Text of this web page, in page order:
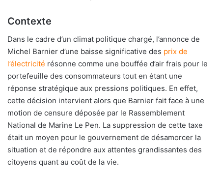
Contexte
Dans le cadre d’un climat politique chargé, l’annonce de
Michel Barnier d’une baisse significative des prix de
l’électricité résonne comme une bouffée d’air frais pour le
portefeuille des consommateurs tout en étant une
réponse stratégique aux pressions politiques. En effet,
cette décision intervient alors que Barnier fait face à une
motion de censure déposée par le Rassemblement
National de Marine Le Pen. La suppression de cette taxe
était un moyen pour le gouvernement de désamorcer la
situation et de répondre aux attentes grandissantes des
citoyens quant au coût de la vie.